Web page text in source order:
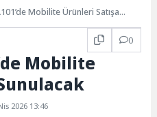
Mobilite Ürünleri Satışa
0
Mobilite
2026 13:46